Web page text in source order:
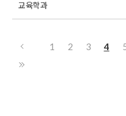
교육학과
1 2 3 4